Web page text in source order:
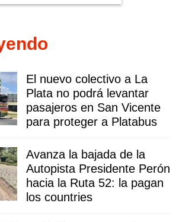
El nuevo colectivo a La
Plata no podrá levantar
pasajeros en San Vicente
para proteger a Platabus
Avanza la bajada de la
Autopista Presidente Perón
hacia la Ruta 52: la pagan
los countries